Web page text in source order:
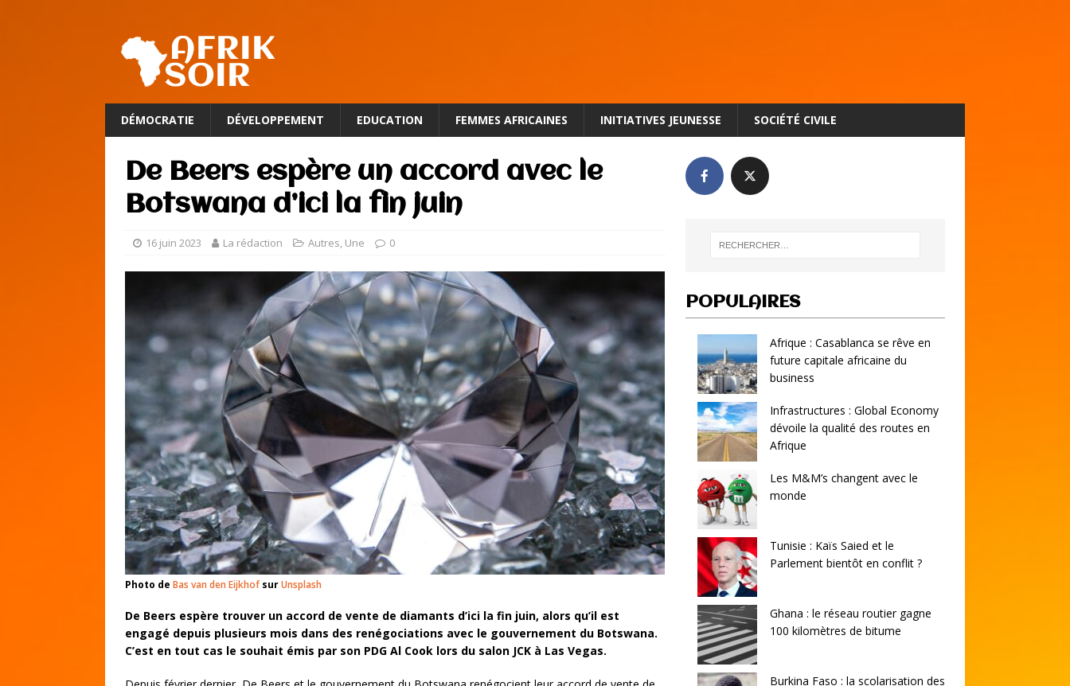
DÉMOCRATIE DÉVELOPPEMENT EDUCATION FEMMES AFRICAINES INITIATIVES JEUNESSE SOCIÉTÉ CIVILE
De Beers espère un accord avec le
Botswana d’ici la fin juin
16 juin 2023 La rédaction Autres, Une 0
Photo de Bas van den EijkhofsurUnsplash
De Beers espère trouver un accord de vente de diamants d’ici la fin juin, alors qu’il est
engagé depuis plusieurs mois dans des renégociations avec le gouvernement du Botswana.
C’est en tout cas le souhait émis par son PDG Al Cook lors du salon JCK à Las Vegas.
POPULAIRES
Afrique : Casablanca se rêve en
future capitale africaine du
business
Infrastructures : Global Economy
dévoile la qualité des routes en
Afrique
Les M&M’s changent avec le
monde
Tunisie : Kaïs Saied et le
Parlement bientôt en conflit ?
Ghana : le réseau routier gagne
100 kilomètres de bitume
Burkina Faso : la scolarisation des